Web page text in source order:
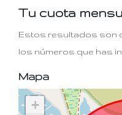
Tu cuota
Estos resultados son
los números que has
Mapa
+